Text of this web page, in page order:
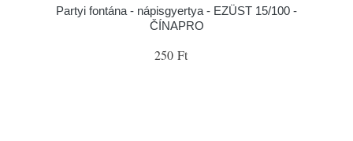
Partyi fontána - nápisgyertya - EZÜST 15/100 -
ČÍNAPRO
250 Ft